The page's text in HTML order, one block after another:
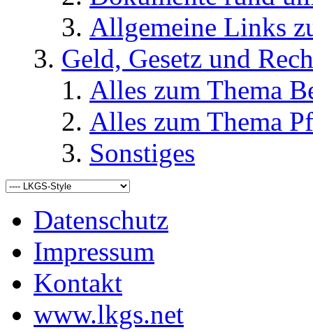
Allgemeine Links
Geld, Gesetz und
Alles zum Thema
Alles zum Thema
Sonstiges
Datenschutz
Impressum
Kontakt
www.lkgs.net